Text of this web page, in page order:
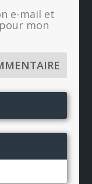
e-mail et
mon